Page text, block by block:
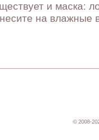
и маска:
на влажные
© 2008-